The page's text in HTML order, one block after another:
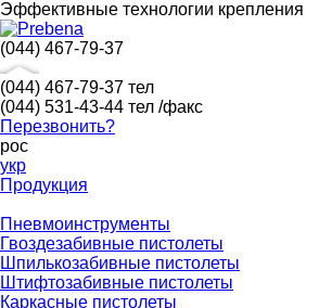
Эффективные технологии крепления
(044) 467-79-37
(044) 467-79-37 тел
(044) 531-43-44 тел /факс
Перезвонить?
рос
укр
Продукция
Пневмоинструменты
Гвоздезабивные пистолеты
Шпилькозабивные пистолеты
Штифтозабивные пистолеты
Каркасные пистолеты